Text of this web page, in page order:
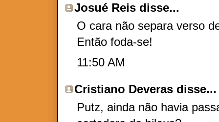
Josué Reis disse...
O cara não separa verso
Então foda-se!
11:50 AM
Cristiano Deveras disse...
Putz, ainda não havia